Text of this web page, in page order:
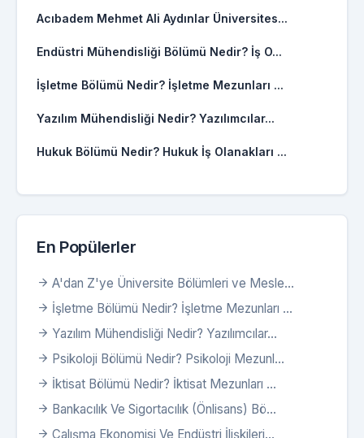
Acıbadem Mehmet Ali Aydınlar Üniversites...
Endüstri Mühendisliği Bölümü Nedir? İş O...
İşletme Bölümü Nedir? İşletme Mezunları ...
Yazılım Mühendisliği Nedir? Yazılımcılar...
Hukuk Bölümü Nedir? Hukuk İş Olanakları ...
En Popülerler
A'dan Z'ye Üniversite Bölümleri ve Mesle...
İşletme Bölümü Nedir? İşletme Mezunları ...
Yazılım Mühendisliği Nedir? Yazılımcılar...
Psikoloji Bölümü Nedir? Psikoloji Mezunl...
İktisat Bölümü Nedir? İktisat Mezunları ...
Bankacılık Ve Sigortacılık (Önlisans) Bö...
Çalışma Ekonomisi Ve Endüstri İlişkileri...